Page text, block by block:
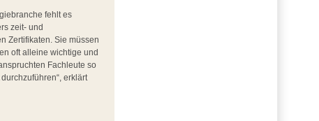
fehlt es
zeit- und
Zertifikaten. Sie müssen
oft alleine wichtige und
Fachleute so
erklärt